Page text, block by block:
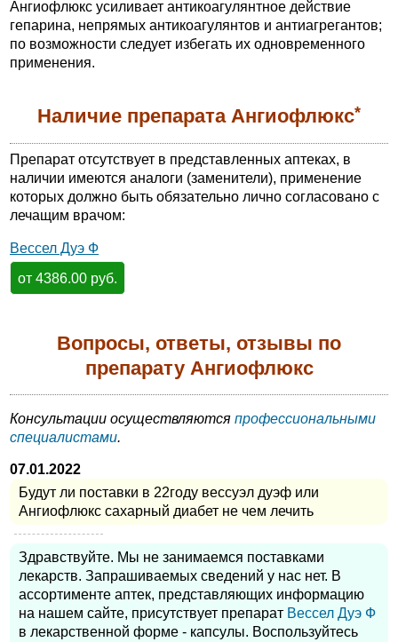
Ангиофлюкс усиливает антикоагулянтное действие
гепарина, непрямых антикоагулянтов и антиагрегантов;
по возможности следует избегать их одновременного
применения.
Наличие препарата Ангиофлюкс*
Препарат отсутствует в представленных аптеках, в
наличии имеются аналоги (заменители), применение
которых должно быть обязательно лично согласовано с
лечащим врачом:
Вессел Дуэ Ф
от 4386.00 руб.
Вопросы, ответы, отзывы по
препарату Ангиофлюкс
Консультации осуществляются профессиональными
специалистами.
07.01.2022
Будут ли поставки в 22году вессуэл дуэф или
Ангиофлюкс сахарный диабет не чем лечить
Здравствуйте. Мы не занимаемся поставками
лекарств. Запрашиваемых сведений у нас нет. В
ассортименте аптек, представляющих информацию
на нашем сайте, присутствует препарат Вессел Дуэ Ф
в лекарственной форме - капсулы. Воспользуйтесь